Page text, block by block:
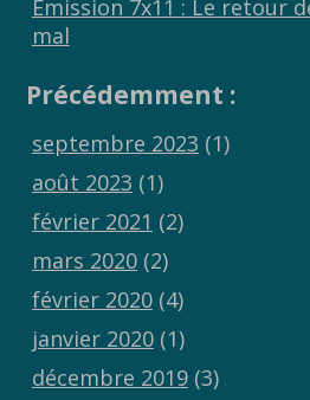
Emission 7x11 : Le retour
mal
Précédemment :
septembre 2023 (1)
août 2023 (1)
février 2021 (2)
mars 2020(2)
février 2020(4)
janvier 2020(1)
décembre 2019(3)